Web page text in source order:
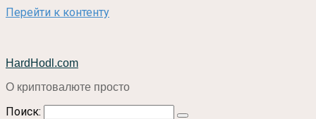
Перейти к контенту
HardHodl.com
О криптовалюте просто
Поиск: